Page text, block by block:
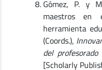
Gómez, P. y
maestros en
herramienta
(Coords.),
del profesorado
[Scholarly